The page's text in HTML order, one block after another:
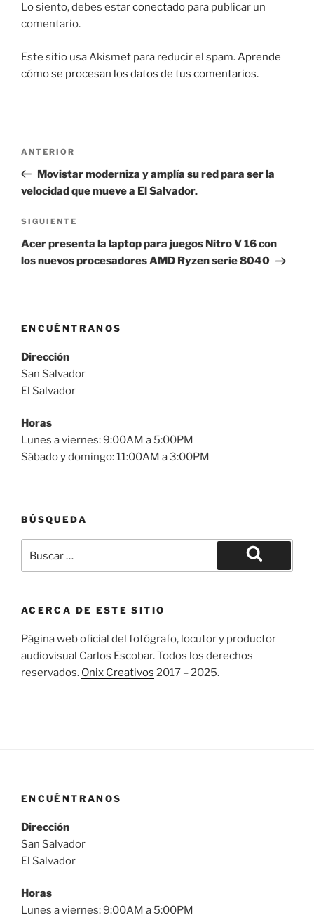
Lo siento, debes estarconectado para publicar un
comentario.
Este sitio usa Akismet para reducir el spam.Aprende
cómo se procesan los datos de tus comentarios.
entradas
Entrada
anterior:
ANTERIOR
Movistar moderniza y amplía su red para ser la
velocidad que mueve a El Salvador.
Siguiente
entrada
SIGUIENTE
Acer presenta la laptop para juegos Nitro V 16 con
los nuevos procesadores AMD Ryzen serie 8040
ENCUÉNTRANOS
Dirección
San Salvador
El Salvador
Horas
Lunes a viernes: 9:00AM a 5:00PM
Sábado y domingo: 11:00AM a 3:00PM
BÚSQUEDA
por:
Buscar
ACERCA DE ESTE SITIO
Página web oficial del fotógrafo, locutor y productor
audiovisual Carlos Escobar. Todos los derechos
reservados. Onix Creativos 2017 – 2025.
ENCUÉNTRANOS
Dirección
San Salvador
El Salvador
Horas
Lunes a viernes: 9:00AM a 5:00PM